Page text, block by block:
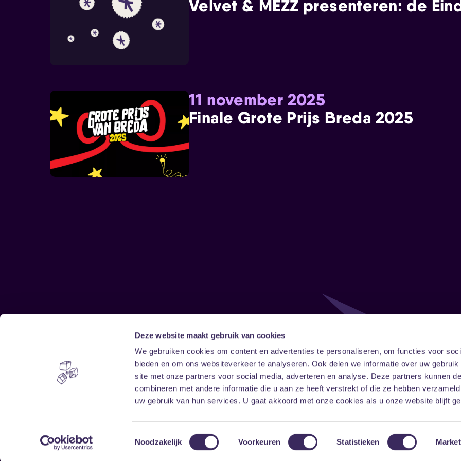
Deze website maakt gebruik van cookies
We gebruiken cookies om content en advertenties te personaliseren, om functies voor
bieden en om ons websiteverkeer te analyseren. Ook delen we informatie over uw gebruik
site met onze partners voor social media, adverteren en analyse. Deze partners kunnen
combineren met andere informatie die u aan ze heeft verstrekt of die ze hebben
uw gebruik van hun services. U gaat akkoord met onze cookies als u onze website blijft
Toestemmingsselectie
Noodzakelijk Voorkeuren Statistieken
Velvet & MEZZ presenteren: de
11 november 2025
Finale Grote Prijs Breda 2025
Home
Vrijwilligers
Disclaimer
Toegankelijkheid
Privacy & cookies
Follow
FacebookInstagramLinkedIn
Onze